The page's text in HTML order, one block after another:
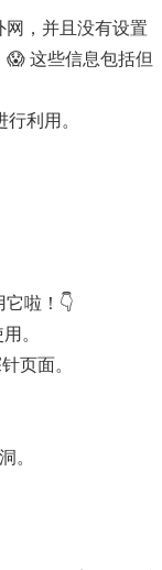
，并且没有设置
这些信息包括但
利用。
啦！👇
。
页面。
。